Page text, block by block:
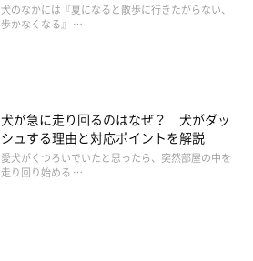
犬のなかには『夏になると散歩に行きたがらない、
歩かなくなる』 …
犬が急に走り回るのはなぜ？ 犬がダッ
シュする理由と対応ポイントを解説
愛犬がくつろいでいたと思ったら、突然部屋の中を
走り回り始める …